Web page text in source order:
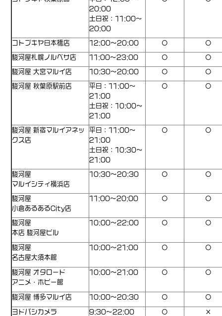
20:00
土日祝：11:00～
20:00
コトブキヤ日本橋店 12:00～20:00 〇 〇
駿河屋札幌ノルベサ店 11:00～23:00 〇 〇
駿河屋 大宮マルイ店 10:30～20:00 〇 〇
駿河屋 秋葉原駅前店
平日：11:00～
21:00
土日祝：10:00～
21:00
〇 〇
駿河屋 新宿マルイアネッ
クス店
平日：11:00～
21:00
土日祝：10:30～
21:00
〇 〇
駿河屋
マルイシティ横浜店
10:30～20:30 〇 〇
駿河屋
小倉あるあるCity店
11:00〜20:00 〇 〇
駿河屋
本店 駿河屋ビル
10:00～22:00 〇 〇
駿河屋
名古屋大須本館
10:00～21:00 〇 〇
駿河屋 オタロード
アニメ・ホビー館
10:00～21:00 〇 〇
駿河屋 博多マルイ店 10:00～20:30 〇 〇
ヨドバシカメラ
9:30～22:00 〇 ×